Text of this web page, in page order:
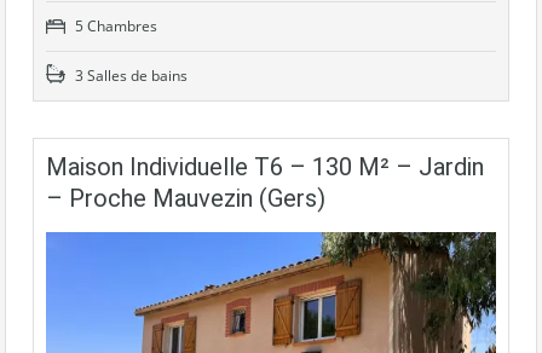
5 Chambres
3 Salles de bains
Maison Individuelle T6 – 130 M² – Jardin
– Proche Mauvezin (Gers)